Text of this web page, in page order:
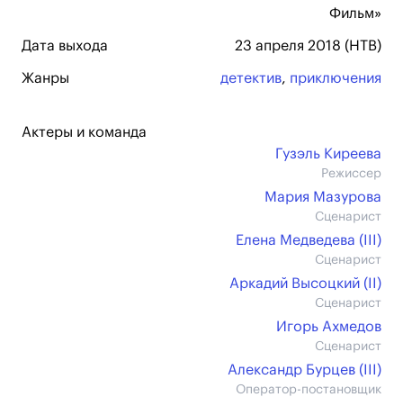
Фильм»
Дата выхода 23 апреля 2018 (НТВ)
Жанры детектив, приключения
Актеры и команда
Гузэль Киреева
Режиссер
Мария Мазурова
Сценарист
Елена Медведева (III)
Сценарист
Аркадий Высоцкий (II)
Сценарист
Игорь Ахмедов
Сценарист
Александр Бурцев (III)
Оператор-постановщик